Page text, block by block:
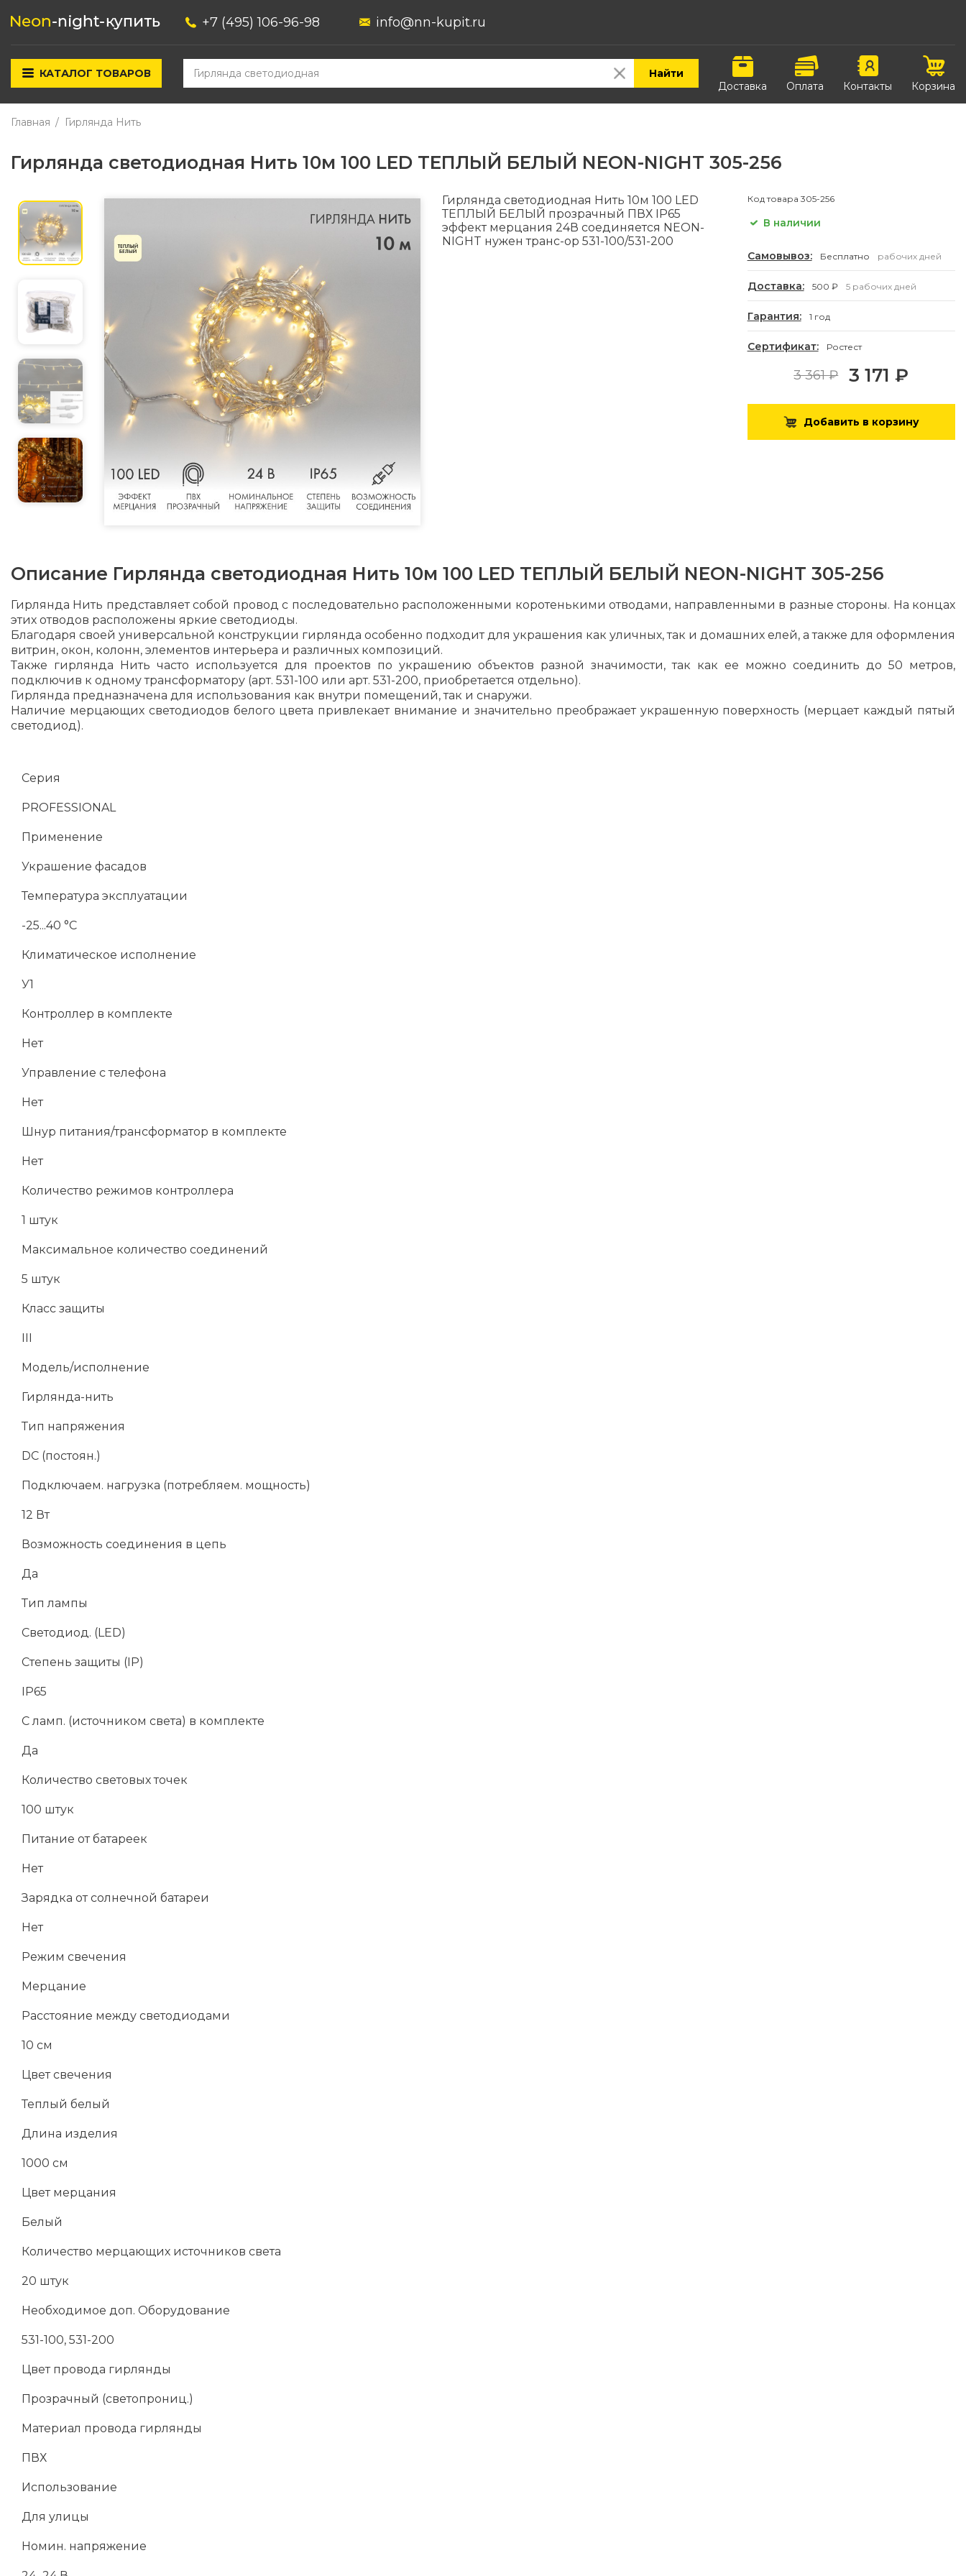
+7 (495) 106-96-98 info@nn-kupit.ru
КАТАЛОГ ТОВАРОВ
Найти
Доставка
Оплата Контакты Корзина
Главная Гирлянда Нить
Гирлянда светодиодная Нить 10м 100 LED ТЕПЛЫЙ БЕЛЫЙ NEON-NIGHT 305-256
Гирлянда светодиодная Нить 10м 100 LED
ТЕПЛЫЙ БЕЛЫЙ прозрачный ПВХ IP65
эффект мерцания 24В соединяется NEON-
NIGHT нужен транс-ор 531-100/531-200
Код товара 305-256
В наличии
Самовывоз: Бесплатно рабочих дней
Доставка: 500 ₽ 5 рабочих дней
Гарантия: 1 год
Сертификат: Ростест
3 361 ₽ 3 171 ₽
Добавить в корзину
Описание Гирлянда светодиодная Нить 10м 100 LED ТЕПЛЫЙ БЕЛЫЙ NEON-NIGHT 305-256
Гирлянда Нить представляет собой провод с последовательно расположенными коротенькими отводами, направленными в разные стороны. На концах
этих отводов расположены яркие светодиоды.
Благодаря своей универсальной конструкции гирлянда особенно подходит для украшения как уличных, так и домашних елей, а также для оформления
витрин, окон, колонн, элементов интерьера и различных композиций.
Также гирлянда Нить часто используется для проектов по украшению объектов разной значимости, так как ее можно соединить до 50 метров,
подключив к одному трансформатору (арт. 531-100 или арт. 531-200, приобретается отдельно).
Гирлянда предназначена для использования как внутри помещений, так и снаружи.
Наличие мерцающих светодиодов белого цвета привлекает внимание и значительно преображает украшенную поверхность (мерцает каждый пятый
светодиод).
Серия
PROFESSIONAL
Применение
Украшение фасадов
Температура эксплуатации
-25...40 °C
Климатическое исполнение
У1
Контроллер в комплекте
Нет
Управление с телефона
Нет
Шнур питания/трансформатор в комплекте
Нет
Количество режимов контроллера
1 штук
Максимальное количество соединений
5 штук
Класс защиты
III
Модель/исполнение
Гирлянда-нить
Тип напряжения
DC (постоян.)
Подключаем. нагрузка (потребляем. мощность)
12 Вт
Возможность соединения в цепь
Да
Тип лампы
Светодиод. (LED)
Степень защиты (IP)
IP65
С ламп. (источником света) в комплекте
Да
Количество световых точек
100 штук
Питание от батареек
Нет
Зарядка от солнечной батареи
Нет
Режим свечения
Мерцание
Расстояние между светодиодами
10 см
Цвет свечения
Теплый белый
Длина изделия
1000 см
Цвет мерцания
Белый
Количество мерцающих источников света
20 штук
Необходимое доп. Оборудование
531-100, 531-200
Цвет провода гирлянды
Прозрачный (светопрониц.)
Материал провода гирлянды
ПВХ
Использование
Для улицы
Номин. напряжение